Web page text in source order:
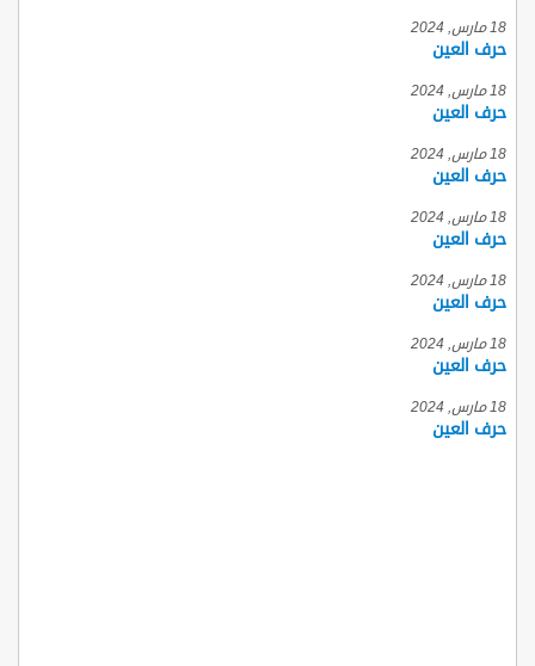
18 مارس, 2024
حرف العين
18 مارس, 2024
حرف العين
18 مارس, 2024
حرف العين
18 مارس, 2024
حرف العين
18 مارس, 2024
حرف العين
18 مارس, 2024
حرف العين
18 مارس, 2024
حرف العين